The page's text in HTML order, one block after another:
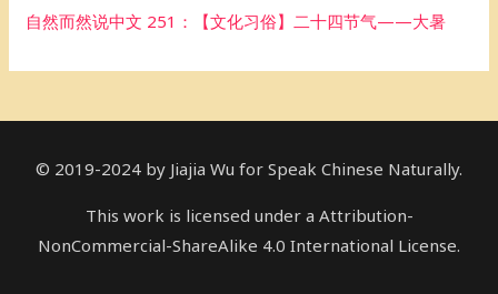
自然而然说中文 251：【文化习俗】二十四节气——大暑
© 2019-2024 by Jiajia Wu for Speak Chinese Naturally.
This work is licensed under a Attribution-
NonCommercial-ShareAlike 4.0 International License.